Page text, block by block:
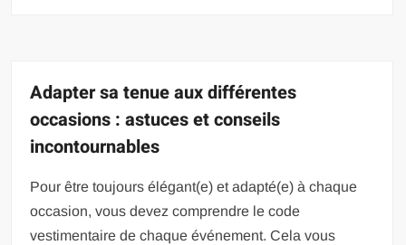
Adapter sa tenue aux différentes
occasions : astuces et conseils
incontournables
Pour être toujours élégant(e) et adapté(e) à chaque
occasion, vous devez comprendre le code
vestimentaire de chaque événement. Cela vous